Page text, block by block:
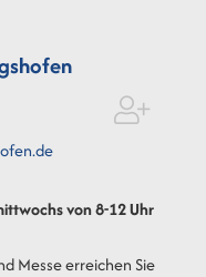
von 8-12 Uhr
Messe erreichen Sie